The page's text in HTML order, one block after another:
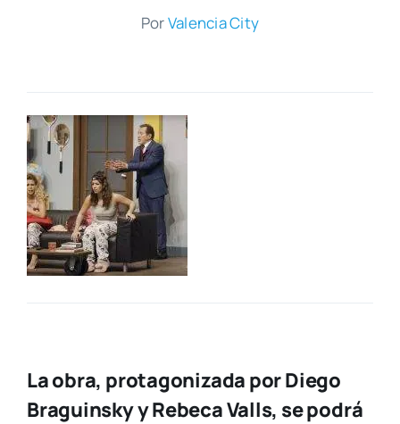
PorValen­cia City
La obra, protagonizada por Diego
Braguinsky y Rebeca Valls, se podrá